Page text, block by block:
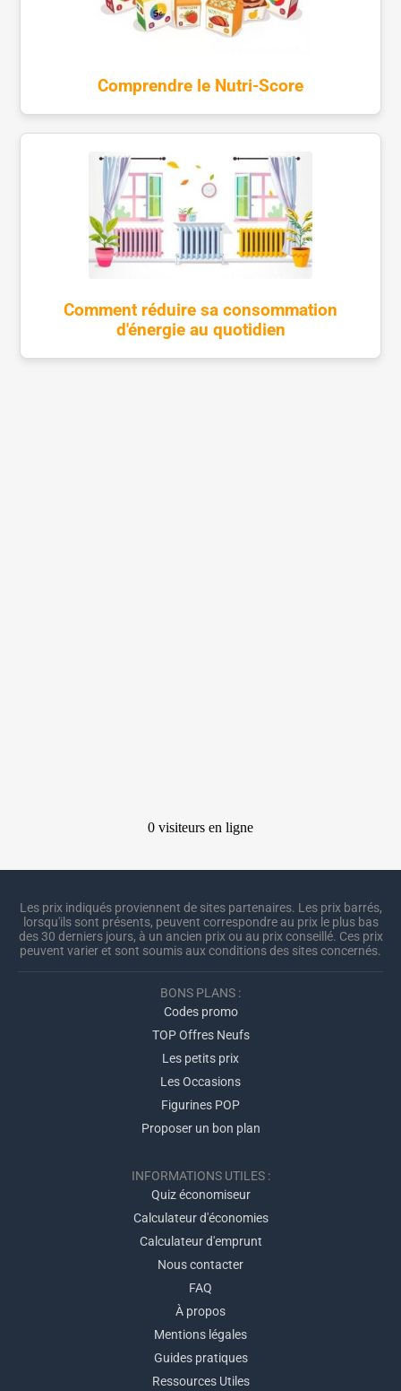
Comprendre le Nutri-Score
Comment réduire sa consommation
d'énergie au quotidien
Les prix indiqués proviennent de sites partenaires. Les prix barrés,
lorsqu'ils sont présents, peuvent correspondre au prix le plus bas
des 30 derniers jours, à un ancien prix ou au prix conseillé. Ces prix
peuvent varier et sont soumis aux conditions des sites concernés.
BONS PLANS :
Codes promo
TOP Offres Neufs
Les petits prix
Les Occasions
Figurines POP
Proposer un bon plan
INFORMATIONS UTILES :
Quiz économiseur
Calculateur d'économies
Calculateur d'emprunt
Nous contacter
FAQ
À propos
Mentions légales
Guides pratiques
Ressources Utiles